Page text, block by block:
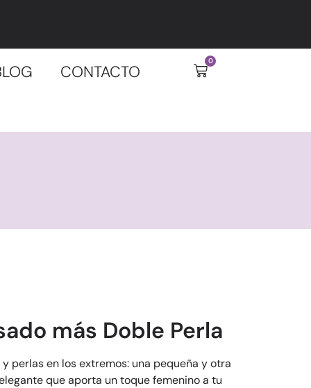
CONTACTO
0
más Doble Perla
perlas en los extremos: una pequeña y otra
que aporta un toque femenino a tu